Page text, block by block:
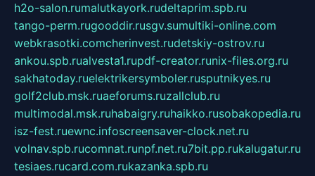
h2o-salon.rumalutkayork.rudeltaprim.spb.ru
tango-perm.rugooddir.rusgv.sumultiki-online.com
webkrasotki.comcherinvest.rudetskiy-ostrov.ru
ankou.spb.rualvesta1.rupdf-creator.runix-files.org.ru
sakhatoday.ruelektrikersymboler.rusputnikyes.ru
golf2club.msk.ruaeforums.ruzallclub.ru
multimodal.msk.ruhabaigry.ruhaikko.rusobakopedia.ru
isz-fest.ruewnc.infoscreensaver-clock.net.ru
volnav.spb.rucomnat.runpf.net.ru7bit.pp.rukalugatur.ru
tesiaes.rucard.com.rukazanka.spb.ru